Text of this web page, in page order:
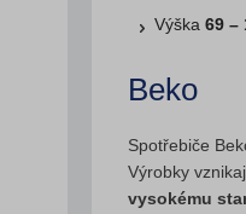
Výška 69 –
Beko
Spotřebiče
Výrobky
vysokému